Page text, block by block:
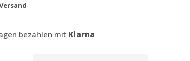
bezahlen mit Klarna